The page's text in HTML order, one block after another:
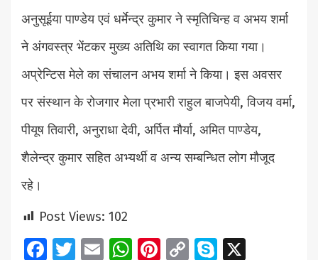
अनुसूईया पाण्डेय एवं धर्मेन्द्र कुमार ने स्मृतिचिन्ह व अभय शर्मा
ने अंगवस्त्र भेंटकर मुख्य अतिथि का स्वागत किया गया।
अप्रेन्टिस मेले का संचालन अभय शर्मा ने किया। इस अवसर
पर संस्थान के रोजगार मेला प्रभारी राहुल बाजपेयी, विजय वर्मा,
पीयूष तिवारी, अनुराधा देवी, अर्पित मौर्या, अमित पाण्डेय,
शैलेन्द्र कुमार सहित अभ्यर्थी व अन्य सम्बन्धित लोग मौजूद
रहे।
Post Views: 102
Facebook
Twitter
EmailWhatsApp
Pinterest
CopySkype